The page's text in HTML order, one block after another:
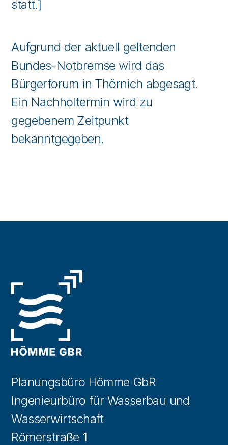
statt.]
Aufgrund der aktuell geltenden
Bundes-Notbremse wird das
Bürgerforum in Thörnich abgesagt.
Ein Nachholtermin wird zu
gegebenem Zeitpunkt
bekanntgegeben.
Planungsbüro Hömme GbR
Ingenieurbüro für Wasserbau und
Wasserwirtschaft
Römerstraße 1